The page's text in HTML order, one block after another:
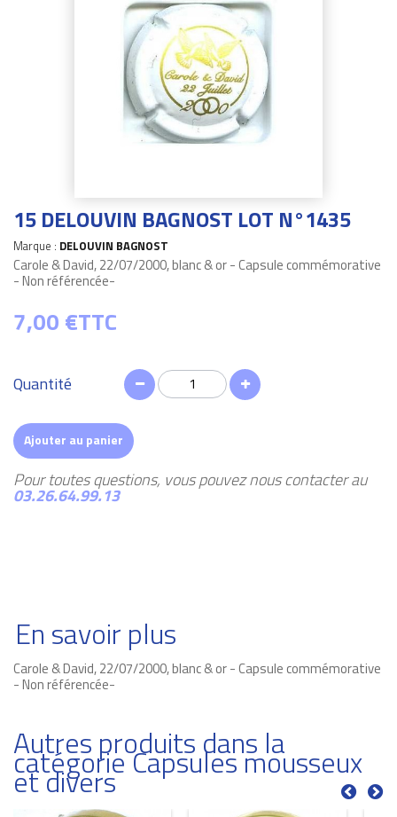
15 DELOUVIN BAGNOST LOT N°1435
Marque : DELOUVIN BAGNOST
Carole & David, 22/07/2000, blanc & or - Capsule commémorative
- Non référencée-
7,00 €TTC
Quantité
Ajouter au panier
Pour toutes questions, vous pouvez nous contacter au
03.26.64.99.13
En savoir plus
Carole & David, 22/07/2000, blanc & or - Capsule commémorative
- Non référencée-
Autres produits dans la
catégorie Capsules mousseux
et divers